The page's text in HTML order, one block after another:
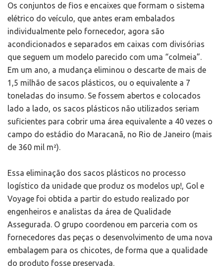
Os conjuntos de fios e encaixes que formam o sistema
elétrico do veículo, que antes eram embalados
individualmente pelo fornecedor, agora são
acondicionados e separados em caixas com divisórias
que seguem um modelo parecido com uma “colmeia”.
Em um ano, a mudança eliminou o descarte de mais de
1,5 milhão de sacos plásticos, ou o equivalente a 7
toneladas do insumo. Se fossem abertos e colocados
lado a lado, os sacos plásticos não utilizados seriam
suficientes para cobrir uma área equivalente a 40 vezes o
campo do estádio do Maracanã, no Rio de Janeiro (mais
de 360 mil m²).
Essa eliminação dos sacos plásticos no processo
logístico da unidade que produz os modelos up!, Gol e
Voyage foi obtida a partir do estudo realizado por
engenheiros e analistas da área de Qualidade
Assegurada. O grupo coordenou em parceria com os
fornecedores das peças o desenvolvimento de uma nova
embalagem para os chicotes, de forma que a qualidade
do produto fosse preservada.